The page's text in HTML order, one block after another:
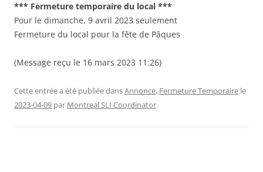
*** Fermeture temporaire du local ***
Pour le dimanche, 9 avril 2023 seulement
Fermeture du local pour la fête de Pâques
(Message reçu le 16 mars 2023 11:26)
Cette entrée a été publiée dansAnnonce, Fermeture Temporaire le
2023-04-09 par Montreal SLI Coordinator.